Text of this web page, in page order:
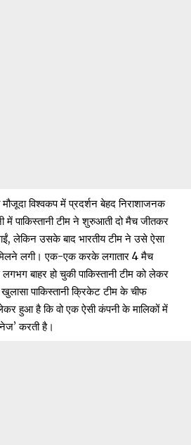
विश्वकप में प्रदर्शन बेहद निराशाजनक
में पाकिस्तानी टीम ने शुरुआती दो मैच जीतकर
लेकिन उसके बाद भारतीय टीम ने उसे ऐसा
मिलने लगी। एक-एक करके लगातार 4 मैच
बाहर हो चुकी पाकिस्तानी टीम को लेकर
पाकिस्तानी क्रिकेट टीम के चीफ
हुआ है कि वो एक ऐसी कंपनी के मालिकों में
करती है।